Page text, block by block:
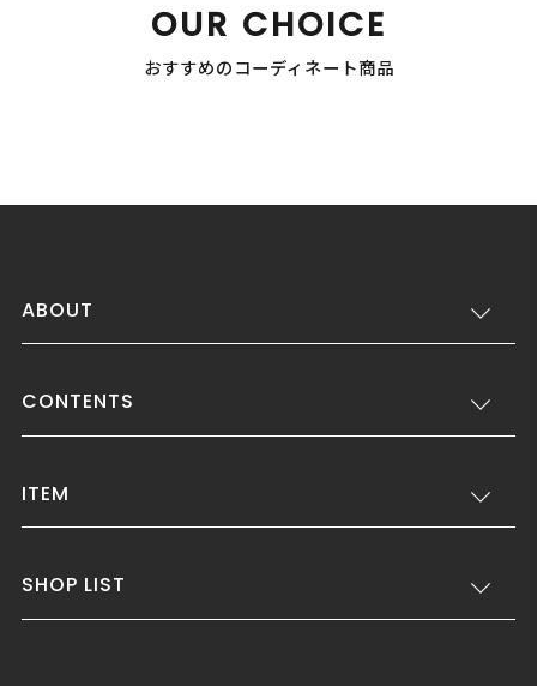
OUR CHOICE
おすすめのコーディネート商品
ABOUT
CONTENTS
ITEM
SHOP LIST